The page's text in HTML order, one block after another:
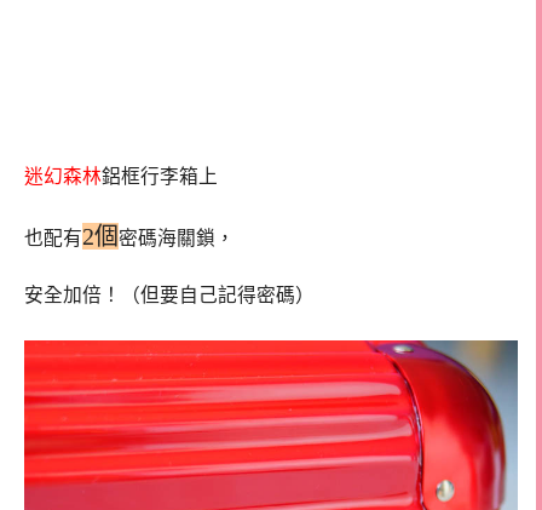
迷幻森林鋁框行李箱上
也配有2個 密碼海關鎖，
安全加倍！（但要自己記得密碼）